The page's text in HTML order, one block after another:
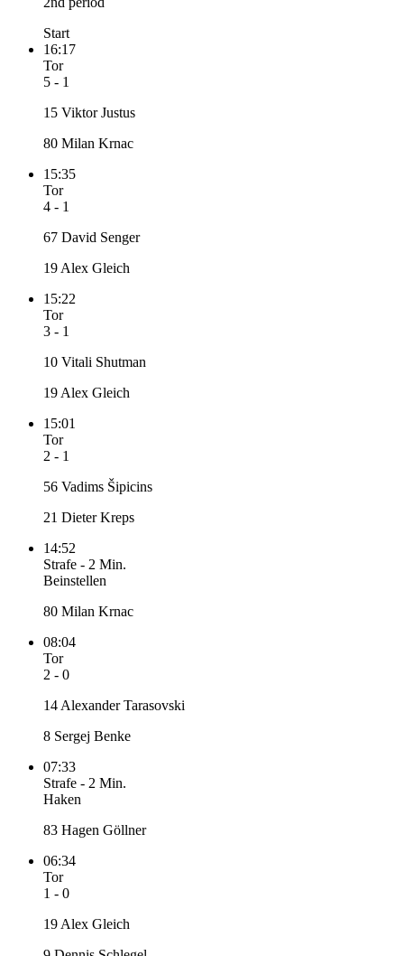
Start
16:17
Tor
5 - 1
15 Viktor Justus
80 Milan Krnac
15:35
Tor
4 - 1
67 David Senger
19 Alex Gleich
15:22
Tor
3 - 1
10 Vitali Shutman
19 Alex Gleich
15:01
Tor
2 - 1
56 Vadims Šipicins
21 Dieter Kreps
14:52
Strafe - 2 Min.
Beinstellen
80 Milan Krnac
08:04
Tor
2 - 0
14 Alexander Tarasovski
8 Sergej Benke
07:33
Strafe - 2 Min.
Haken
83 Hagen Göllner
06:34
Tor
1 - 0
19 Alex Gleich